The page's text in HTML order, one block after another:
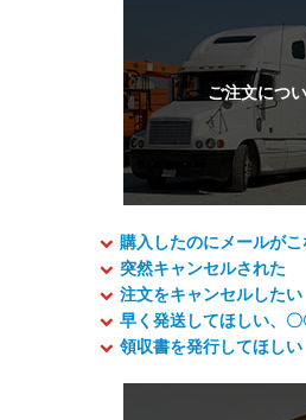
購入したのにメールが
突然キャンセルされた
注文をキャンセルしたい
早く発送してほしい、
領収書を発行してほしい